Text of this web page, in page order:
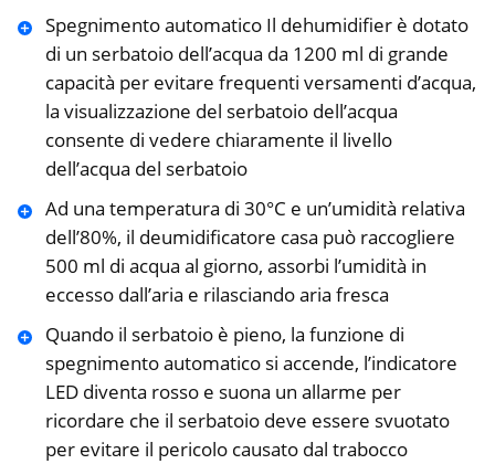
Spegnimento automatico Il dehumidifier è dotato
di un serbatoio dell’acqua da 1200 ml di grande
capacità per evitare frequenti versamenti d’acqua,
la visualizzazione del serbatoio dell’acqua
consente di vedere chiaramente il livello
dell’acqua del serbatoio
Ad una temperatura di 30°C e un’umidità relativa
dell’80%, il deumidificatore casa può raccogliere
500 ml di acqua al giorno, assorbi l’umidità in
eccesso dall’aria e rilasciando aria fresca
Quando il serbatoio è pieno, la funzione di
spegnimento automatico si accende, l’indicatore
LED diventa rosso e suona un allarme per
ricordare che il serbatoio deve essere svuotato
per evitare il pericolo causato dal trabocco